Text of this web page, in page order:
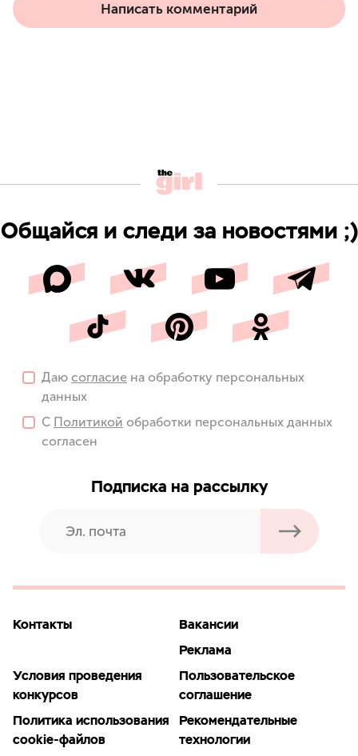
Написать комментарий
Общайся и следи за новостями ;)
Даю согласие на обработку персональных
данных
С Политикой обработки персональных данных
согласен
Подписка на рассылку
Контакты
Вакансии
Реклама
Условия проведения
конкурсов
Пользовательское
соглашение
Политика использования
cookie-файлов
Рекомендательные
технологии